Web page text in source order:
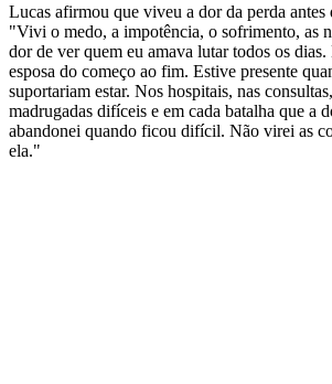
Lucas afirmou que viveu a dor da perda antes
"Vivi o medo, a impotência, o sofrimento, as
dor de ver quem eu amava lutar todos os
esposa do começo ao fim. Estive presente
suportariam estar. Nos hospitais, nas
madrugadas difíceis e em cada batalha que a
abandonei quando ficou difícil. Não virei as
ela."